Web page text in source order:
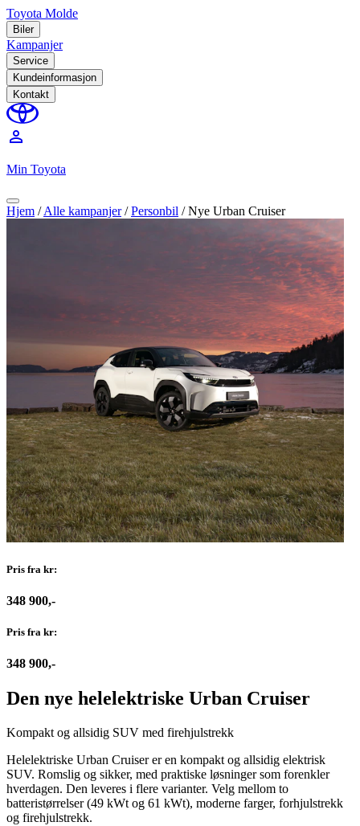
Toyota Molde
Biler
Kampanjer
Service
Kundeinformasjon
Kontakt
perm_identity
Min Toyota
Hjem /Alle kampanjer /Personbil /Nye Urban Cruiser
Pris fra kr:
348 900,-
Pris fra kr:
348 900,-
Den nye helelektriske Urban Cruiser
Kompakt og allsidig SUV med firehjulstrekk
Helelektriske Urban Cruiser er en kompakt og allsidig elektrisk
SUV. Romslig og sikker, med praktiske løsninger som forenkler
hverdagen. Den leveres i flere varianter. Velg mellom to
batteristørrelser (49 kWt og 61 kWt), moderne farger, forhjulstrekk
og firehjulstrekk.